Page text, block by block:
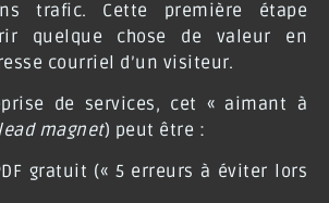
trafic. Cette première étape
quelque chose de valeur en
courriel d’un visiteur.
de services, cet « aimant à
magnet) peut être :
gratuit (« 5 erreurs à éviter lors